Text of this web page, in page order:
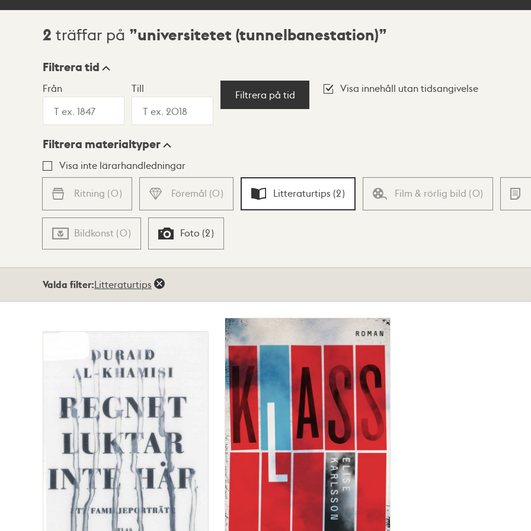
Sökresultat
2 träffar på universitetet (tunnelbanestation)
Visningsläge
Lista Karta
Filtrera tid
Från Till
Filtrera på tid
Visa innehåll utan tidsangivelse
Filtrera materialtyper
Visa inte lärarhandledningar
Ritning (0) Föremål (0) Litteraturtips (2) Film & rörlig bild (0)
Bildkonst (0) Foto (2)
Valda filter:Litteraturtips